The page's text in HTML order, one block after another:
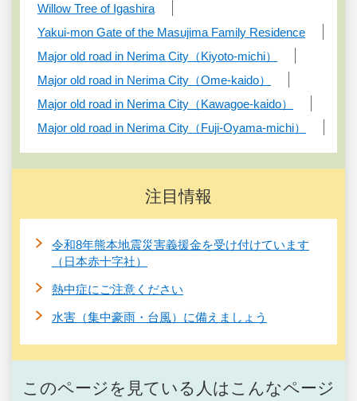
Willow Tree of Igashira
Yakui-mon Gate of the Masujima Family Residence
Major old road in Nerima City（Kiyoto-michi）
Major old road in Nerima City（Ome-kaido）
Major old road in Nerima City（Kawagoe-kaido）
Major old road in Nerima City（Fuji-Oyama-michi）
注目情報
令和8年熊本地震災害義援金を受け付けています
（日本赤十字社）
熱中症にご注意ください
水害（集中豪雨・台風）に備えましょう
このページを見ている人はこんなページ